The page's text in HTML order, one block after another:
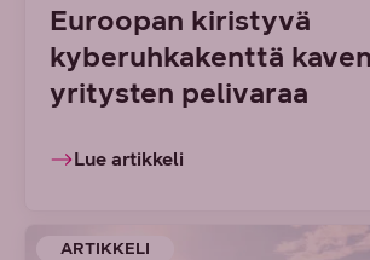
Euroopan kiristyvä
kyberuhkakenttä
yritysten pelivaraa
Lue artikkeli
ARTIKKELI